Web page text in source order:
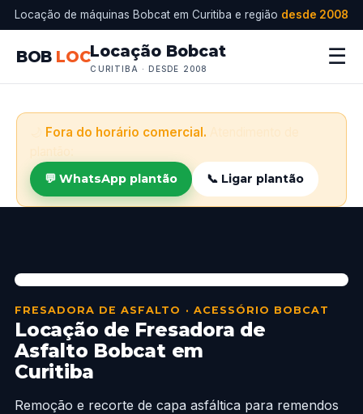
Locação de máquinas Bobcat em Curitiba e região desde 2008
BOB LOCLocação Bobcat
CURITIBA · DESDE 2008 ☰
Fora do horário comercial.
💬 WhatsApp plantão 📞 Ligar plantão
FRESADORA DE ASFALTO · ACESSÓRIO BOBCAT
Locação de Fresadora de
Asfalto Bobcat em
Curitiba
Remoção e recorte de capa asfáltica para remendos